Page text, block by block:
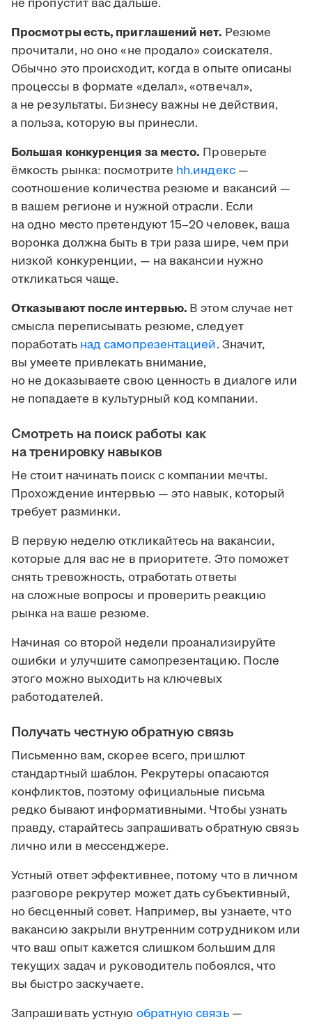
не пропустит вас дальше.
Просмотры есть, приглашений нет. Резюме
прочитали, но оно «не продало» соискателя.
Обычно это происходит, когда в опыте описаны
процессы в формате «делал», «отвечал»,
а не результаты. Бизнесу важны не действия,
а польза, которую вы принесли.
Большая конкуренция за место. Проверьте
ёмкость рынка: посмотрите hh.индекс—
соотношение количества резюме и вакансий —
в вашем регионе и нужной отрасли. Если
на одно место претендуют 15–20 человек, ваша
воронка должна быть в три раза шире, чем при
низкой конкуренции, — на вакансии нужно
откликаться чаще.
Отказывают после интервью. В этом случае нет
смысла переписывать резюме, следует
поработать над самопрезентацией. Значит,
вы умеете привлекать внимание,
но не доказываете свою ценность в диалоге или
не попадаете в культурный код компании.
Смотреть на поиск работы как
на тренировку навыков
Не стоит начинать поиск с компании мечты.
Прохождение интервью — это навык, который
требует разминки.
В первую неделю откликайтесь на вакансии,
которые для вас не в приоритете. Это поможет
снять тревожность, отработать ответы
на сложные вопросы и проверить реакцию
рынка на ваше резюме.
Начиная со второй недели проанализируйте
ошибки и улучшите самопрезентацию. После
этого можно выходить на ключевых
работодателей.
Получать честную обратную связь
Письменно вам, скорее всего, пришлют
стандартный шаблон. Рекрутеры опасаются
конфликтов, поэтому официальные письма
редко бывают информативными. Чтобы узнать
правду, старайтесь запрашивать обратную связь
лично или в мессенджере.
Устный ответ эффективнее, потому что в личном
разговоре рекрутер может дать субъективный,
но бесценный совет. Например, вы узнаете, что
вакансию закрыли внутренним сотрудником или
что ваш опыт кажется слишком большим для
текущих задач и руководитель побоялся, что
вы быстро заскучаете.
Запрашивать устную обратную связь—